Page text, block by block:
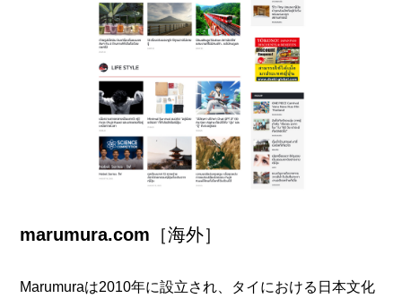
marumura.com ［海外］
Marumuraは2010年に設立され、タイにおける日本文化